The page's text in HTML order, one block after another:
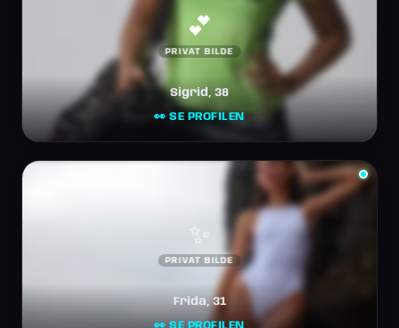
💕
PRIVAT BILDE
Sigrid, 38
👀 SE PROFILEN
✨
PRIVAT BILDE
Frida, 31